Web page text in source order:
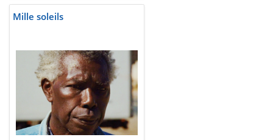
Mille soleils